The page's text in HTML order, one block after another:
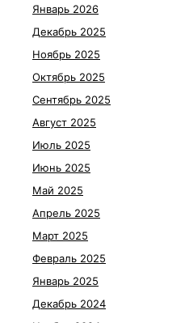
Январь 2026
Декабрь 2025
Ноябрь 2025
Октябрь 2025
Сентябрь 2025
Август 2025
Июль 2025
Июнь 2025
Май 2025
Апрель 2025
Март 2025
Февраль 2025
Январь 2025
Декабрь 2024